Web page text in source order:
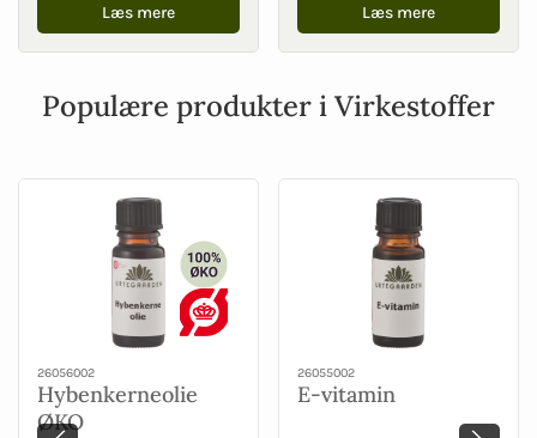
Læs mere Læs mere
Populære produkter i Virkestoffer
26056002
Hybenkerneolie
ØKO
26055002
E-vitamin